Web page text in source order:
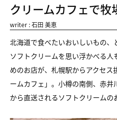
クリームカフェで牧
writer : 石田 美恵
北海道で食べたいおいしいもの
ソフトクリームを思い浮かべる
めのお店が、札幌駅からアクセス
ームカフェ」。小樽の南側、赤井
から直送されるソフトクリームの